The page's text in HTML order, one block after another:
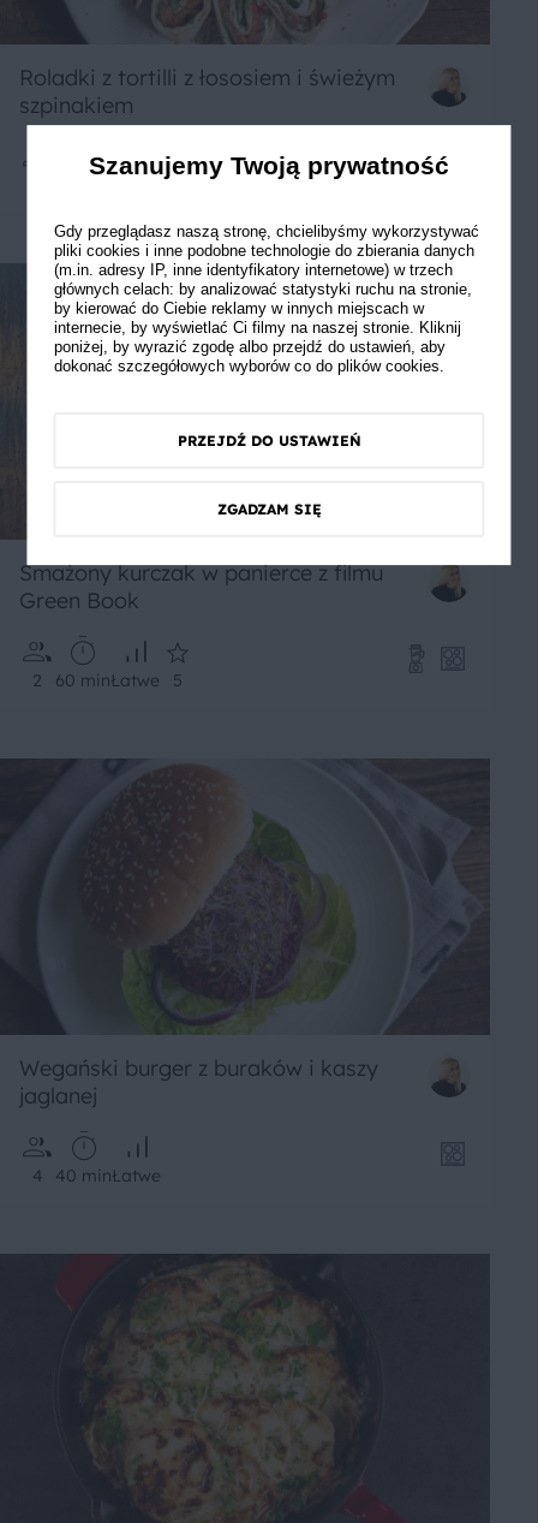
Roladki z tortilli z łososiem i świeżym
szpinakiem
Smażony kurczak w panierce z filmu
Green Book
2 60 minŁatwe 5
Wegański burger z buraków i kaszy
jaglanej
4 40 minŁatwe
Szanujemy Twoją prywatność
Gdy przeglądasz naszą stronę, chcielibyśmy wykorzystywać
pliki cookies i inne podobne technologie do zbierania danych
(m.in. adresy IP, inne identyfikatory internetowe) w trzech
głównych celach: by analizować statystyki ruchu na stronie,
by kierować do Ciebie reklamy w innych miejscach w
internecie, by wyświetlać Ci filmy na naszej stronie. Kliknij
poniżej, by wyrazić zgodę albo przejdź do ustawień, aby
dokonać szczegółowych wyborów co do plików cookies.
PRZEJDŹ DO USTAWIEŃ
ZGADZAM SIĘ